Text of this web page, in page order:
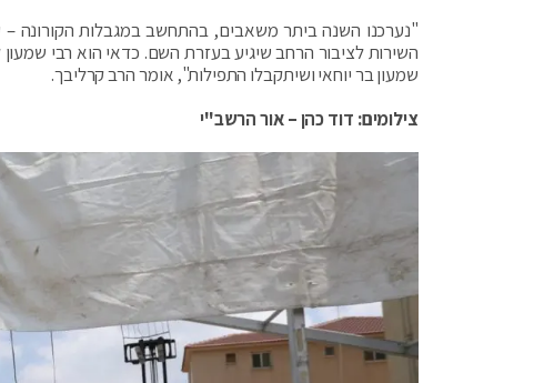
"נערכנו השנה ביתר משאבים, בהתחשב במגבלות הקורונה –
השירות לציבור הרחב שיגיע בעזרת השם. כדאי הוא רבי
שמעון בר יוחאי ושיתקבלו התפילות", אומר הרב קרליבך.
צילומים: דוד כהן – אור הרשב"י